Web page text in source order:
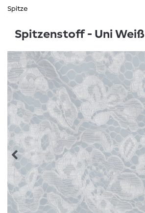
Spitze
Spitzenstoff - Uni Weiß